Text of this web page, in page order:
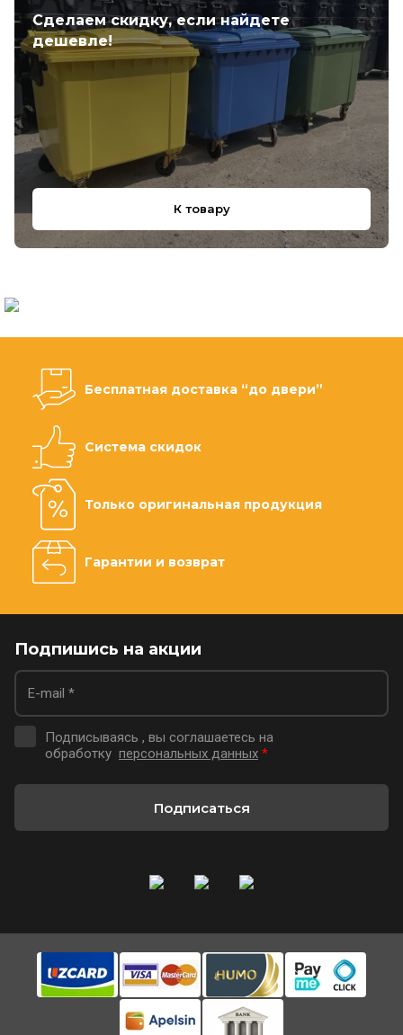
Сделаем скидку, если найдете
дешевле!
К товару
Бесплатная доставка “до двери”
Система скидок
Только оригинальная продукция
Гарантии и возврат
Подпишись на акции
Подписываясь , вы соглашаетесь на
обработку персональных данных *
Подписаться